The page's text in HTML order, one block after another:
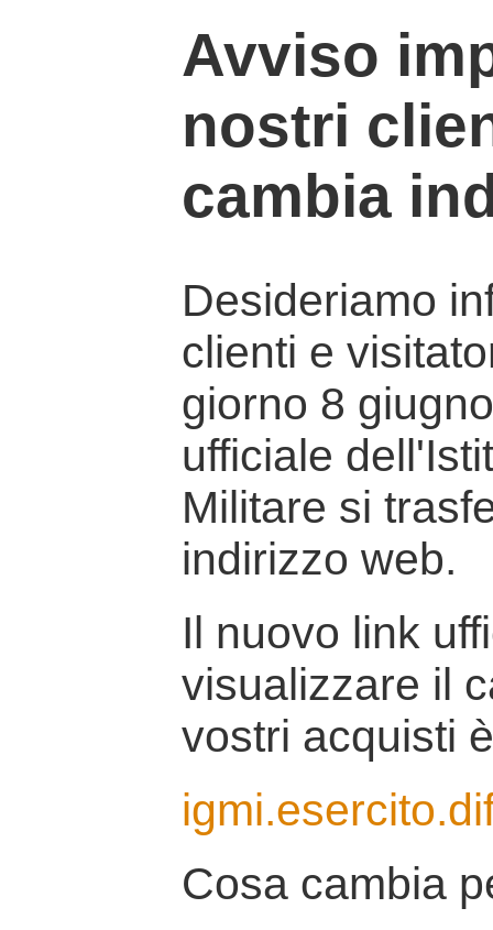
Avviso
nostri
cambia
Desideriamo
clienti e
giorno 8
ufficiale
Militare si
indirizzo web.
Il nuovo link
visualizzare il
vostri acquisti
Cosa cambia